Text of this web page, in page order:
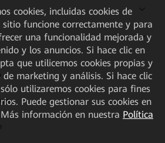
cookies, incluidas cookies de
funcione correctamente y para
una funcionalidad mejorada y
y los anuncios. Si hace clic en
que utilicemos cookies propias y
marketing y análisis. Si hace clic
utilizaremos cookies para fines
Puede gestionar sus cookies en
información en nuestra Política